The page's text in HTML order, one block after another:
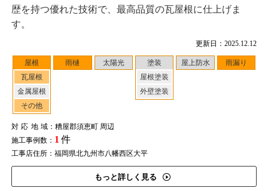
更新日：2025.12.12
屋根
瓦屋根
金属屋根
その他
雨樋 太陽光
塗装
屋根塗装
外壁塗装
屋上防水 雨漏り
対応地域：糟屋郡須恵町 周辺
施工事例数： 1 件
工事店住所：福岡県北九州市八幡西区大平
もっと詳しく見る
歴を持つ優れた技術で、最高品質の瓦屋根に仕上げま
す。